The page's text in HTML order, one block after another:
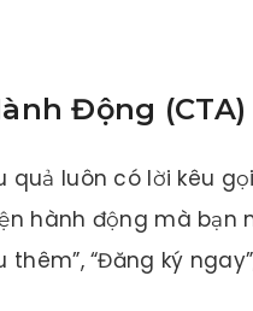
Động (CTA)
quả luôn có lời kêu
hành động mà bạn
“Đăng ký